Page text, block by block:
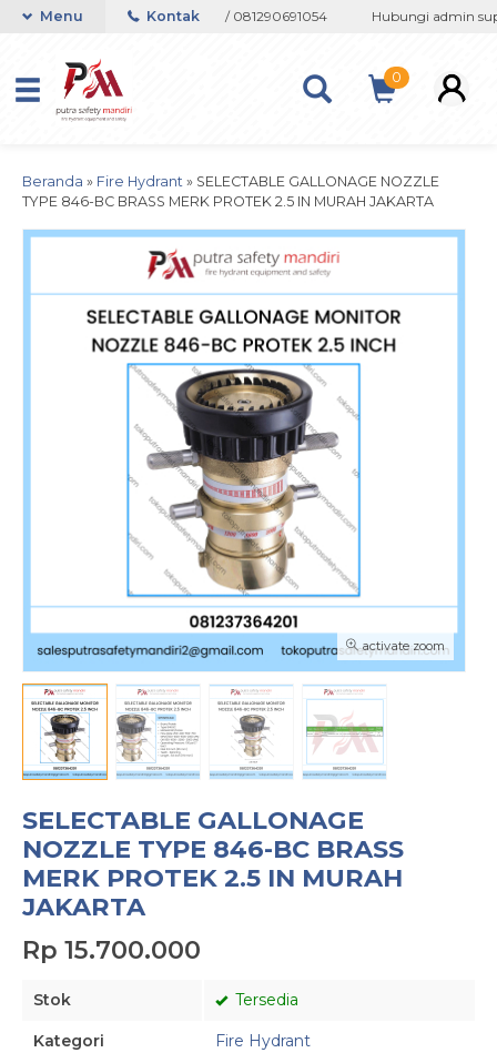
/ 081237364201 / 081290691054 Hubungi admin
Menu Kontak
0
Beranda » Fire Hydrant » SELECTABLE GALLONAGE NOZZLE
TYPE 846-BC BRASS MERK PROTEK 2.5 IN MURAH JAKARTA
activate zoom
SELECTABLE GALLONAGE
NOZZLE TYPE 846-BC BRASS
MERK PROTEK 2.5 IN MURAH
JAKARTA
Rp 15.700.000
Stok Tersedia
Kategori Fire Hydrant